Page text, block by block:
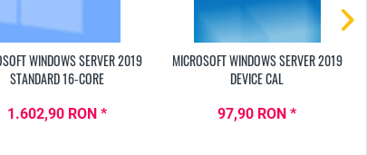
WINDOWS SERVER 2019
STANDARD 16-CORE
1.602,90 RON *
MICROSOFT WINDOWS SERVER 2019
DEVICE CAL
97,90 RON *